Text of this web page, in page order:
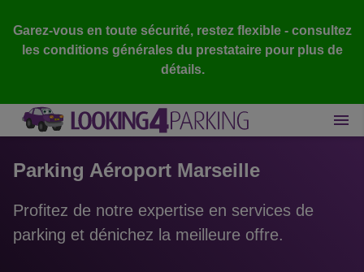
Garez-vous en toute sécurité, restez flexible - consultez
les conditions générales du prestataire pour plus de
détails.
Parking Aéroport Marseille
Profitez de notre expertise en services de
parking et dénichez la meilleure offre.